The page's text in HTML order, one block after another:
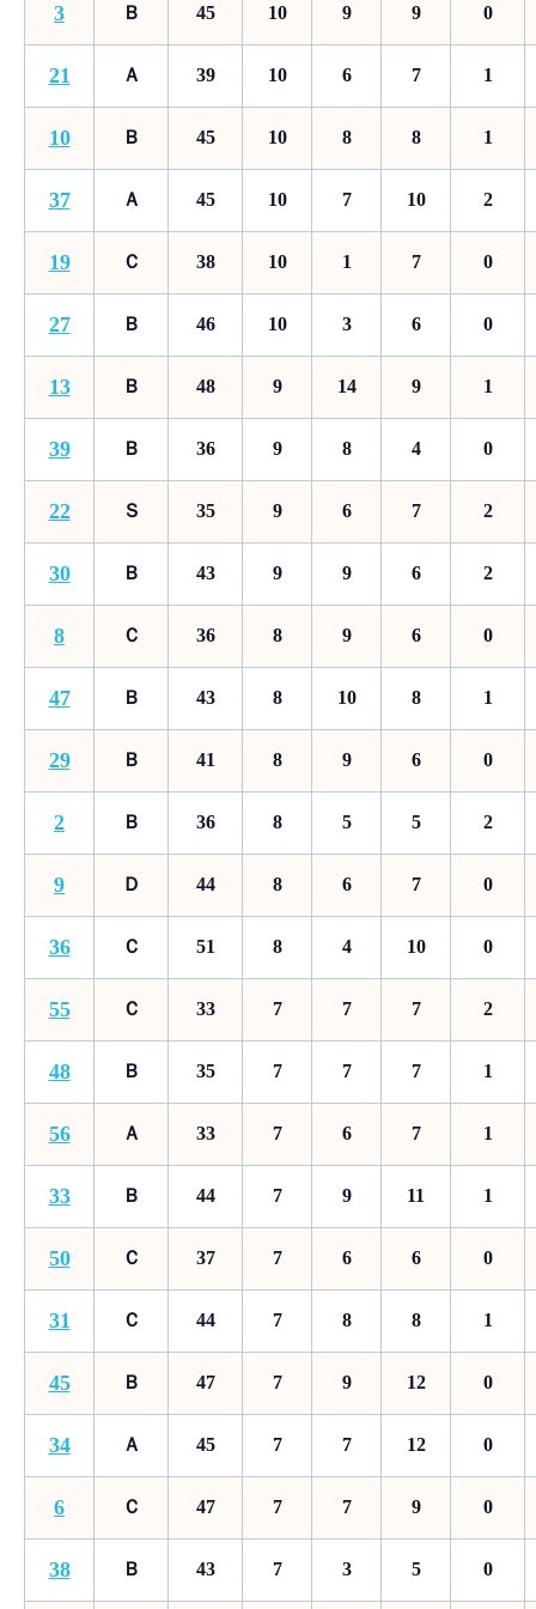
3 Ｂ 45 10 9 9 0
21 Ａ 39 10 6 7 1
10 Ｂ 45 10 8 8 1
37 Ａ 45 10 7 10 2
19 Ｃ 38 10 1 7 0
27 Ｂ 46 10 3 6 0
13 Ｂ 48 9 14 9 1
39 Ｂ 36 9 8 4 0
22 Ｓ 35 9 6 7 2
30 Ｂ 43 9 9 6 2
8 Ｃ 36 8 9 6 0
47 Ｂ 43 8 10 8 1
29 Ｂ 41 8 9 6 0
2 Ｂ 36 8 5 5 2
9 Ｄ 44 8 6 7 0
36 Ｃ 51 8 4 10 0
55 Ｃ 33 7 7 7 2
48 Ｂ 35 7 7 7 1
56 Ａ 33 7 6 7 1
33 Ｂ 44 7 9 11 1
50 Ｃ 37 7 6 6 0
31 Ｃ 44 7 8 8 1
45 Ｂ 47 7 9 12 0
34 Ａ 45 7 7 12 0
6 Ｃ 47 7 7 9 0
38 Ｂ 43 7 3 5 0